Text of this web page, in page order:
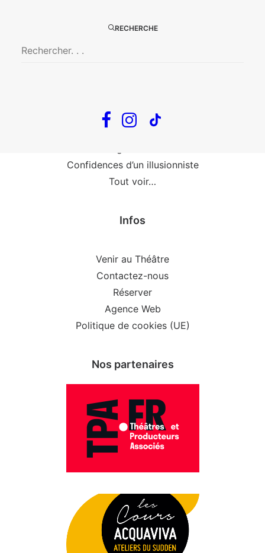
RECHERCHE
Confidences d’un illusionniste
Tout voir…
Infos
Venir au Théâtre
Contactez-nous
Réserver
Agence Web
Politique de cookies (UE)
Nos partenaires